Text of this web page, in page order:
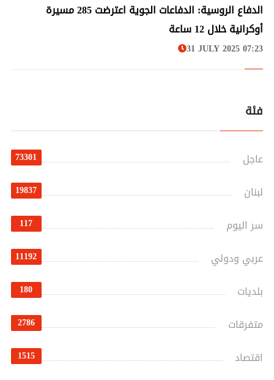
فئة
عاجل 73301
لبنان 19837
سر اليوم 117
عربي ودولي 11192
بلديات 180
متفرقات 2786
اقتصاد 1515
الدفاع الروسية: الدفاعات الجوية اعترضت 285 مسيرة
أوكرانية خلال 12 ساعة
31 JULY 2025 07:23